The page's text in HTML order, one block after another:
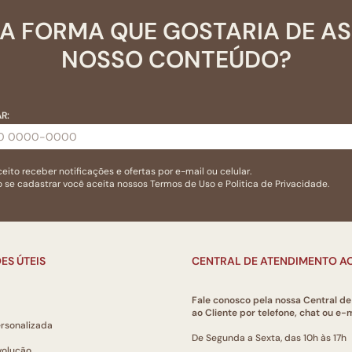
FORMA QUE GOSTARIA DE
NOSSO CONTEÚDO?
receber notificações e ofertas por e-mail ou celular.
se cadastrar você aceita nossosTermos de Usoe Politica de Privacidade.
ÚTEIS CENTRAL DE ATENDIMENTO
Fale conosco pela nossa Central
ao Cliente por telefone, chat ou e-
De Segunda a Sexta, das 10h às 17h